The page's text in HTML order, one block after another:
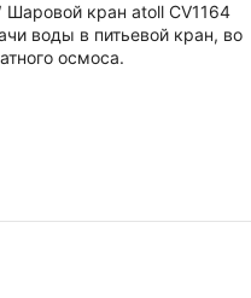
Шаровой кран atoll CV1164
воды в питьевой кран, во
осмоса.